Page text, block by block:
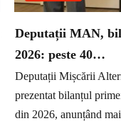
Deputații MAN,
2026: peste 40…
Deputații Mișcării
prezentat bilanțul
din 2026, anunțând